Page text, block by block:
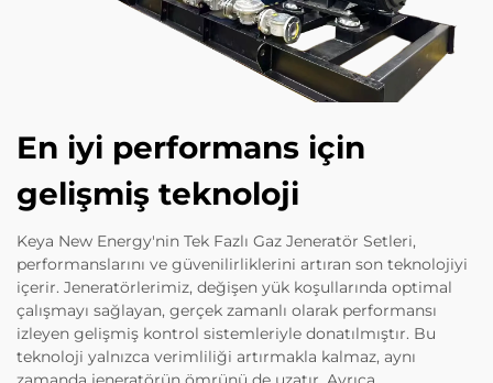
En iyi performans için
gelişmiş teknoloji
Keya New Energy'nin Tek Fazlı Gaz Jeneratör Setleri,
performanslarını ve güvenilirliklerini artıran son teknolojiyi
içerir. Jeneratörlerimiz, değişen yük koşullarında optimal
çalışmayı sağlayan, gerçek zamanlı olarak performansı
izleyen gelişmiş kontrol sistemleriyle donatılmıştır. Bu
teknoloji yalnızca verimliliği artırmakla kalmaz, aynı